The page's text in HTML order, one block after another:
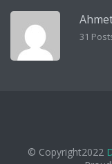
31
© Copyright2022